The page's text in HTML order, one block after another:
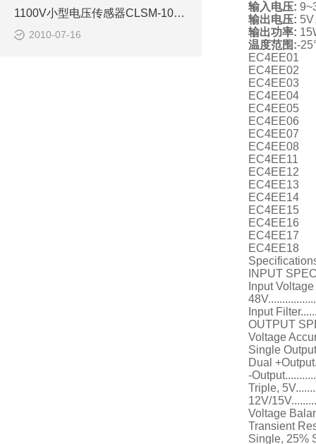
1100V小型电压传感器CLSM-10MA西安浩南电子科技有限公司
2010-07-16
输入电压:
输出电压:
输出功率:
温度范围:-
EC4EE01
EC4EE02
EC4EE03
EC4EE04
EC4EE05
EC4EE06
EC4EE07
EC4EE08
EC4EE11
EC4EE12
EC4EE13
EC4EE14
EC4EE15
EC4EE16
EC4EE17
EC4EE18
INPUT
Input
Input
OUTPUT
Voltage
Single
Dual
-
Triple,
12V/
Voltage
Transient
Single, 25%